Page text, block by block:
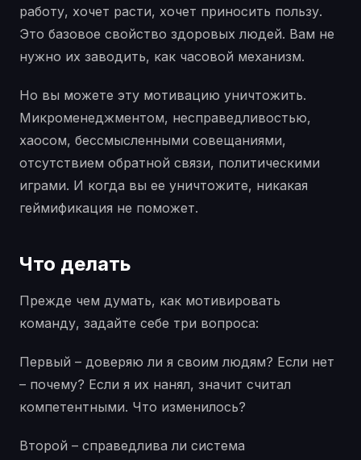
работу, хочет расти, хочет приносить пользу.
Это базовое свойство здоровых людей. Вам не
нужно их заводить, как часовой механизм.
Но вы можете эту мотивацию уничтожить.
Микроменеджментом, несправедливостью,
хаосом, бессмысленными совещаниями,
отсутствием обратной связи, политическими
играми. И когда вы ее уничтожите, никакая
геймификация не поможет.
Что делать
Прежде чем думать, как мотивировать
команду, задайте себе три вопроса:
Первый – доверяю ли я своим людям? Если нет
– почему? Если я их нанял, значит считал
компетентными. Что изменилось?
Второй – справедлива ли система